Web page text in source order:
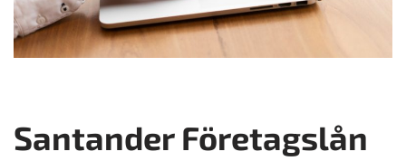
Santander Företagslån